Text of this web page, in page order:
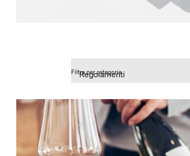
Filtra per categorie